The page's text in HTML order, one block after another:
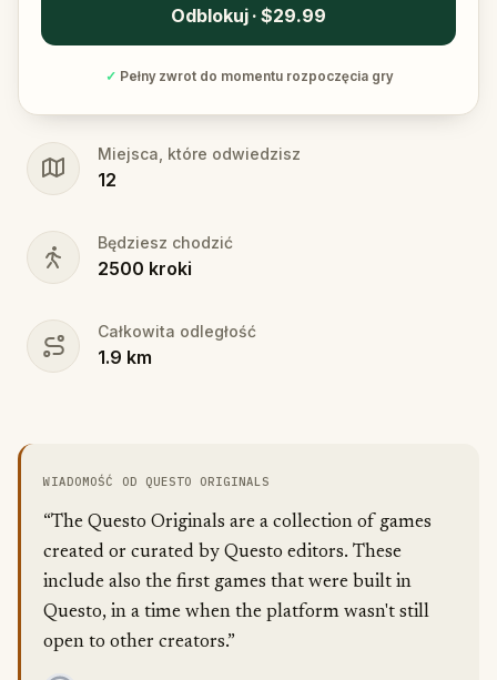
Odblokuj · $29.99
✓ Pełny zwrot do momentu rozpoczęcia gry
Miejsca, które odwiedzisz
12
Będziesz chodzić
2500 kroki
Całkowita odległość
1.9 km
WIADOMOŚĆ OD QUESTO ORIGINALS
“The Questo Originals are a collection of games
created or curated by Questo editors. These
include also the first games that were built in
Questo, in a time when the platform wasn't still
open to other creators.”